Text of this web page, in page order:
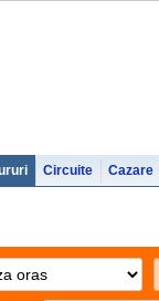
Circuite Cazare